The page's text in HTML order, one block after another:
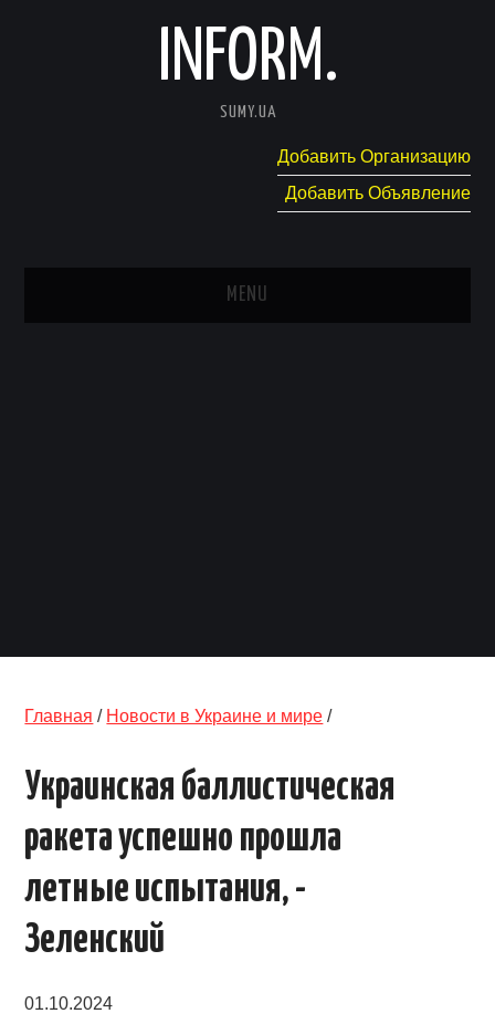
INFORM.
SUMY.UA
Добавить Организацию
Добавить Объявление
MENU
КОНТАКТЫ
Главная / Новости в Украине и мире /
Украинская баллистическая
ракета успешно прошла
летные испытания, -
Зеленский
01.10.2024